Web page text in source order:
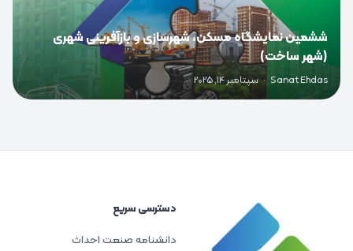
ششمین نمایشگاه مسکن، شهرسازی و بازآفرینی شهری
(شهر ساخت)
Sanat Ehdas
· سپتامبر 14, 2025
دسترسی سریع
دانشنامه صنعت احداث